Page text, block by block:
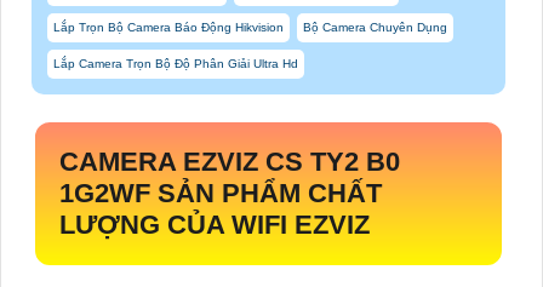
Lắp Trọn Bộ Camera Báo Động Hikvision Bộ Camera Chuyên Dụng
Lắp Camera Trọn Bộ Độ Phân Giải Ultra Hd
CAMERA EZVIZ CS TY2 B0
1G2WF SẢN PHẨM CHẤT
LƯỢNG CỦA WIFI EZVIZ